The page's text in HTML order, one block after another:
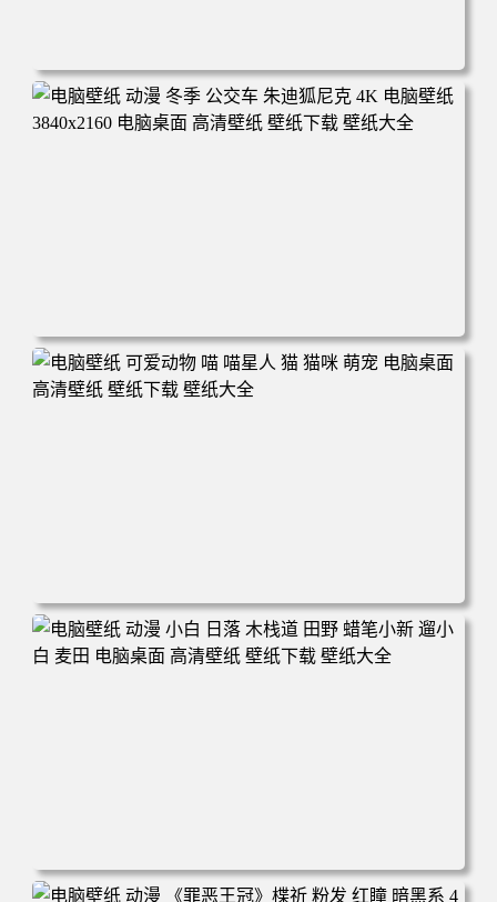
电脑壁纸 完美世界 荒天帝石昊 4K高清动漫壁纸 电脑桌面
高清壁纸 壁纸下载 壁纸大全
电脑壁纸 动漫 冬季 公交车 朱迪狐尼克 4K 电脑壁纸 3840x2
160 电脑桌面 高清壁纸 壁纸下载 壁纸大全
电脑壁纸 可爱动物 喵 喵星人 猫 猫咪 萌宠 电脑桌面 高清壁
纸 壁纸下载 壁纸大全
电脑壁纸 动漫 小白 日落 木栈道 田野 蜡笔小新 遛小白 麦田